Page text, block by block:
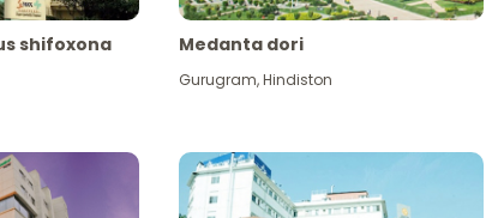
shifoxona Medanta dori
Gurugram,Hindiston